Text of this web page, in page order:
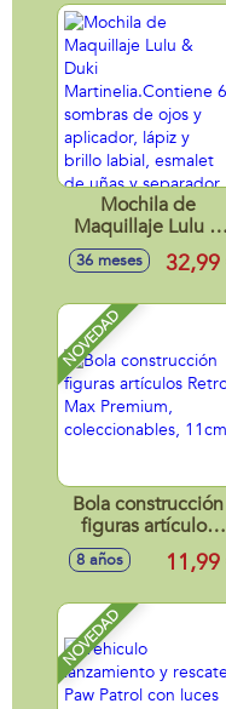
Mochila de
Maquillaje Lulu &
Duki
y aplicador, lápiz y
brillo labial,
esmalet de uñas y
separador de
dedos 26x22x7 cm
36 meses 32,99
NOVEDAD
Bola construcción
figuras artículos
Retro Max
Premium,
11cm
8 años 11,99
NOVEDAD